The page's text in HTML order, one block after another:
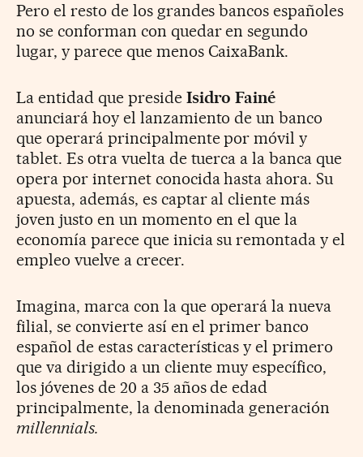
Pero el resto de los grandes bancos españoles
no se conforman con quedar en segundo
lugar, y parece que menos CaixaBank.
La entidad que preside Isidro Fainé
anunciará hoy el lanzamiento de un banco
que operará principalmente por móvil y
tablet. Es otra vuelta de tuerca a la banca que
opera por internet conocida hasta ahora. Su
apuesta, además, es captar al cliente más
joven justo en un momento en el que la
economía parece que inicia su remontada y el
empleo vuelve a crecer.
Imagina, marca con la que operará la nueva
filial, se convierte así en el primer banco
español de estas características y el primero
que va dirigido a un cliente muy específico,
los jóvenes de 20 a 35 años de edad
principalmente, la denominada generación
millennials.